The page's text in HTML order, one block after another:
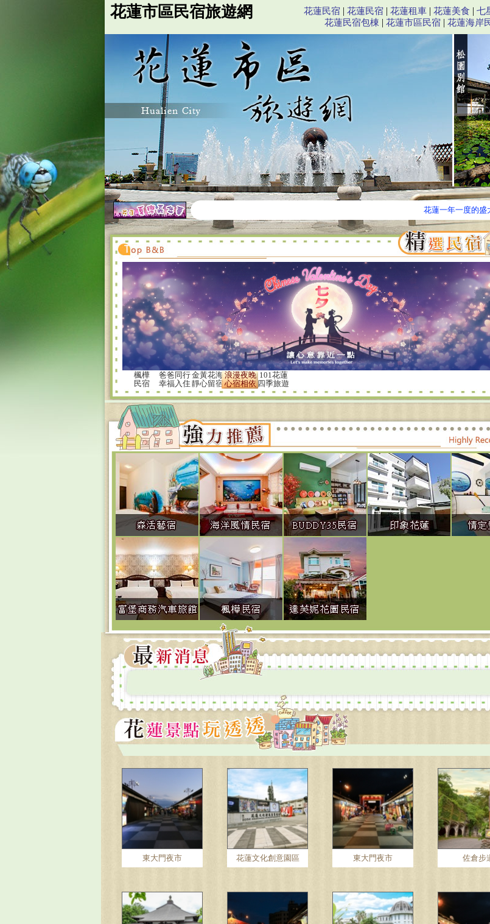
台灣花蓮民宿市區,花蓮市區民宿旅遊網,花蓮民宿市區推薦,太魯閣民宿,七星潭旅遊,花蓮海岸民宿,花蓮住宿,花蓮民宿,花蓮旅遊,花蓮飯店,賞鯨,泛舟。
花蓮市區民宿旅遊網 花蓮民宿 | 花蓮民宿 | 花蓮租車 | 花蓮美食 | 七
花蓮民宿包棟 | 花蓮市區民宿 | 花蓮海岸
花蓮一年一度的盛大音
東大門夜市 花蓮文化創意園區 東大門夜市 佐倉步